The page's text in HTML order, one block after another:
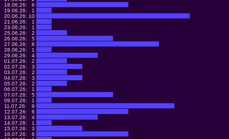
18.06.26:
6
19.06.26:
1
20.06.26: 10
21.06.26:
1
23.06.26:
1
25.06.26:
2
26.06.26:
5
27.06.26:
8
28.06.26:
1
29.06.26:
4
01.07.26:
2
02.07.26:
3
03.07.26:
2
04.07.26:
3
05.07.26:
2
06.07.26:
1
07.07.26:
5
09.07.26:
1
11.07.26:
9
12.07.26:
6
13.07.26:
4
14.07.26:
1
15.07.26:
3
16.07.26:
6